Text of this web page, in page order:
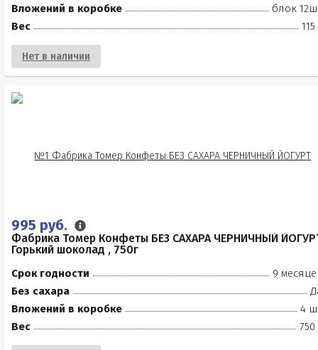
Вложений в коробке
блок
Вес
115
Нет в наличии
995 руб.
Фабрика Томер Конфеты БЕЗ САХАРА ЧЕРНИЧНЫЙ
Горький шоколад , 750г
Срок годности
9
Без сахара
Вложений в коробке
4
Вес
750